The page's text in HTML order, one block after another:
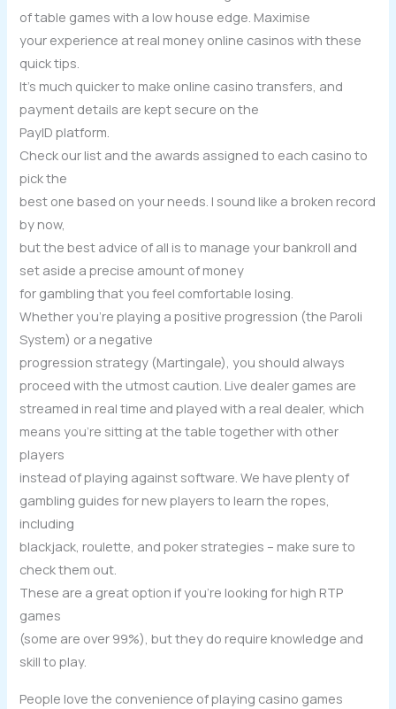
of table games with a low house edge. Maximise
your experience at real money online casinos with these
quick tips.
It’s much quicker to make online casino transfers, and
payment details are kept secure on the
PayID platform.
Check our list and the awards assigned to each casino to
pick the
best one based on your needs. I sound like a broken record
by now,
but the best advice of all is to manage your bankroll and
set aside a precise amount of money
for gambling that you feel comfortable losing.
Whether you’re playing a positive progression (the Paroli
System) or a negative
progression strategy (Martingale), you should always
proceed with the utmost caution. Live dealer games are
streamed in real time and played with a real dealer, which
means you’re sitting at the table together with other
players
instead of playing against software. We have plenty of
gambling guides for new players to learn the ropes,
including
blackjack, roulette, and poker strategies – make sure to
check them out.
These are a great option if you’re looking for high RTP
games
(some are over 99%), but they do require knowledge and
skill to play.
People love the convenience of playing casino games